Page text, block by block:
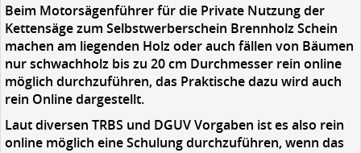
Beim Motorsägenführer für die Private Nutzung der
Kettensäge zum Selbstwerberschein Brennholz Schein
machen am liegenden Holz oder auch fällen von Bäumen
nur schwachholz bis zu 20 cm Durchmesser rein online
möglich durchzuführen, das Praktische dazu wird auch
rein Online dargestellt.
Laut diversen TRBS und DGUV Vorgaben ist es also rein
online möglich eine Schulung durchzuführen, wenn das